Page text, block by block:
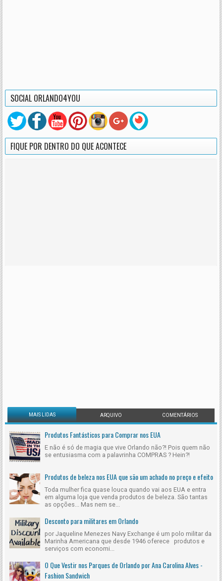
SOCIAL ORLANDO4YOU
FIQUE POR DENTRO DO QUE ACONTECE
MAIS LIDAS ARQUIVO COMENTÁRIOS
Produtos Fantásticos para Comprar nos EUA
E não é só de magia que vive Orlando não?! Pois quem não
se entusiasma com a palavrinha COMPRAS ? Hein?!
Produtos de beleza nos EUA que são um achado no preço e efeito
Toda mulher fica quase louca quando vai aos EUA e entra
em alguma loja que venda produtos de beleza. São tantas
as opções... Mas nem se...
Desconto para militares em Orlando
por Jaqueline Menezes Navy Exchange é um polo militar da
Marinha Americana que desde 1946 oferece produtos e
serviços com economi...
O Que Vestir nos Parques de Orlando por Ana Carolina Alves -
Fashion Sandwich